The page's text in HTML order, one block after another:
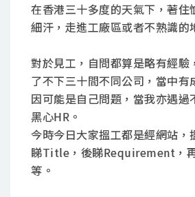
在香港三十多度的天氣下，著住
細汗，走進工廠區或者不熟識的
對於見工，自問都算是略有經驗
了不下三十間不同公司，當中有
因可能是自己問題，當我亦遇過
黑心HR。
今時今日大家搵工都是經網站，
睇Title，後睇Requirement，
等。